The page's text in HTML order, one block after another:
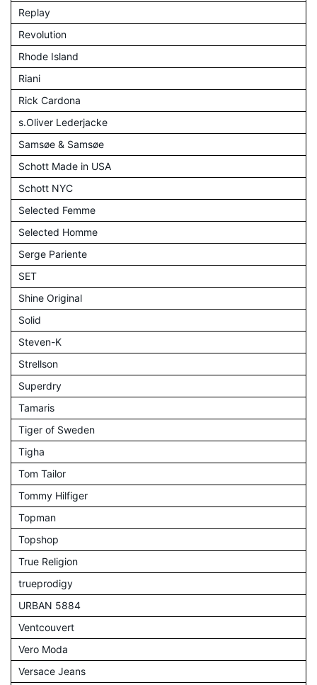
Replay
Revolution
Rhode Island
Riani
Rick Cardona
s.Oliver Lederjacke
Samsøe & Samsøe
Schott Made in USA
Schott NYC
Selected Femme
Selected Homme
Serge Pariente
SET
Shine Original
Solid
Steven-K
Strellson
Superdry
Tamaris
Tiger of Sweden
Tigha
Tom Tailor
Tommy Hilfiger
Topman
Topshop
True Religion
trueprodigy
URBAN 5884
Ventcouvert
Vero Moda
Versace Jeans